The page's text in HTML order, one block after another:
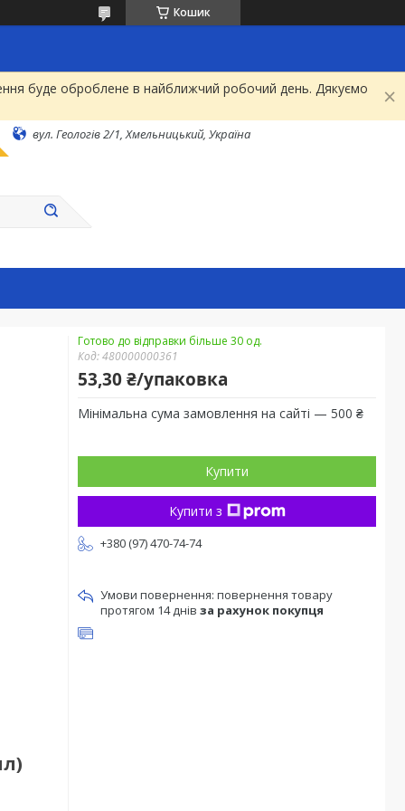
Кошик
буде оброблене в найближчий робочий день. Дякуємо
вул. Геологів 2/1, Хмельницький, Україна
Готово до відправки більше 30 од.
Код:480000000361
53,30 ₴/упаковка
Мінімальна сума замовлення на сайті — 500 ₴
Купити
Купити з
+380 (97) 470-74-74
повернення товару
протягом 14 днів за рахунок покупця